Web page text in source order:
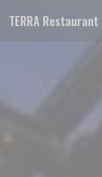
TERRA Restaurant